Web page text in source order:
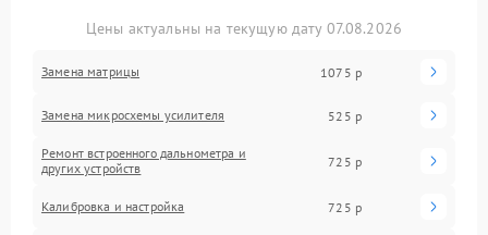
Цены актуальны на текущую дату 07.08.2026
Замена матрицы 1075 р
Замена микросхемы усилителя 525 р
Ремонт встроенного дальнометра и
других устройств
725 р
Калибровка и настройка 725 р